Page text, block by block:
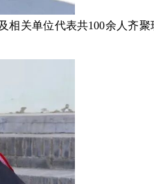
相关单位代表共100余人齐聚